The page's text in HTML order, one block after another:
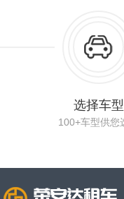
选择车型
100+车型供您